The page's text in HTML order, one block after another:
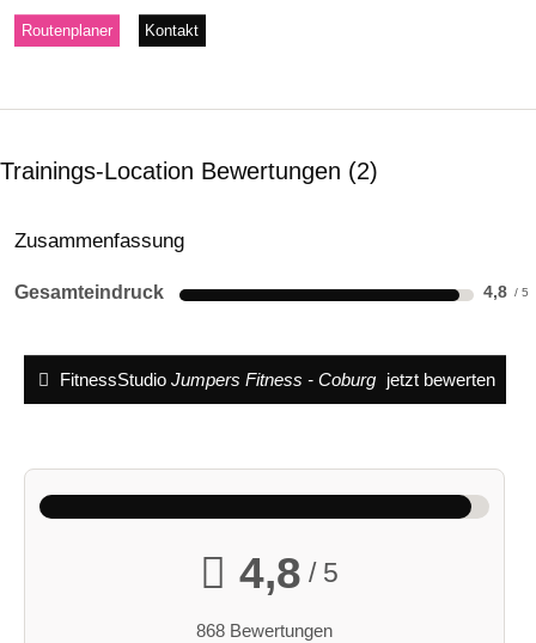
Routenplaner Kontakt
Trainings-Location Bewertungen 2
Zusammenfassung
Gesamteindruck 4,8
FitnessStudio Jumpers Fitness - Coburg jetzt bewerten
4,8 / 5
868 Bewertungen